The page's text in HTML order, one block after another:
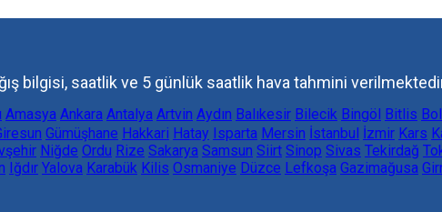
bilgisi, saatlik ve 5 günlük saatlik hava tahmini
Amasya Ankara Antalya Artvin Aydın Balıkesir Bilecik Bingöl Bitlis
Gümüşhane Hakkari Hatay Isparta Mersin İstanbul İzmir Kars
Niğde Ordu Rize Sakarya Samsun Siirt Sinop Sivas Tekirdağ
Iğdır Yalova Karabük Kilis Osmaniye Düzce Lefkoşa Gazimağusa